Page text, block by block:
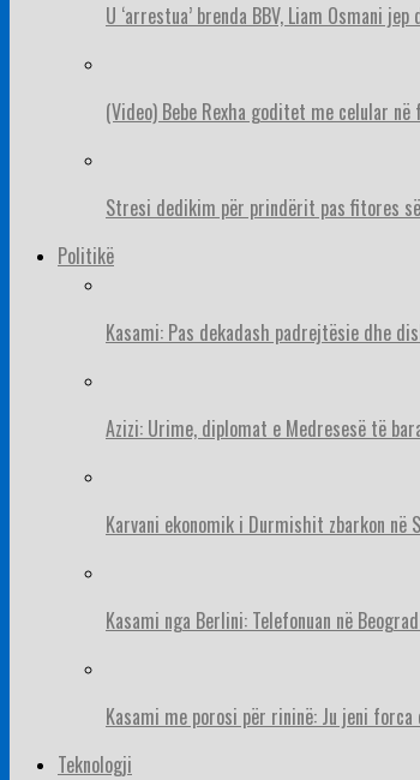
U ‘arrestua’ brenda BBV, Liam Osmani
(Video) Bebe Rexha goditet me celular
Stresi dedikim për prindërit pas fitores
Politikë
Kasami: Pas dekadash padrejtësie dhe
Azizi: Urime, diplomat e Medresesë të
Karvani ekonomik i Durmishit zbarkon në
Kasami nga Berlini: Telefonuan në
Kasami me porosi për rininë: Ju jeni
Teknologji